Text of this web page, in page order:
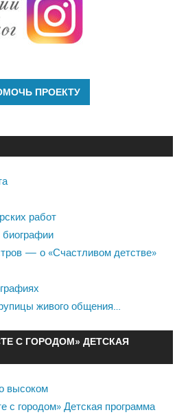
работ
— о «Счастливом детстве»
живого общения…
С ГОРОДОМ» ДЕТСКАЯ
высоком
с городом» Детская программа